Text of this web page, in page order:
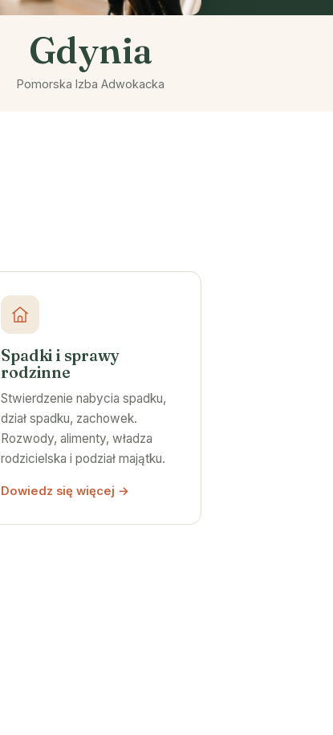
Gdynia
Pomorska Izba Adwokacka
Spadki i sprawy
rodzinne
Stwierdzenie nabycia spadku,
dział spadku, zachowek.
Rozwody, alimenty, władza
rodzicielska i podział majątku.
Dowiedz się więcej →